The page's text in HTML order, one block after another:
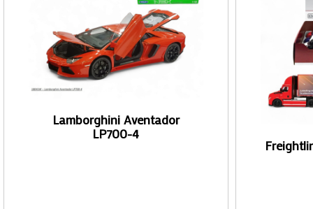
Lamborghini Aventador
LP700-4